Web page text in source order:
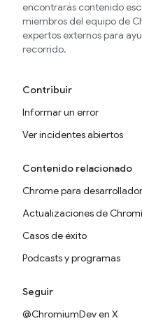
encontrarás contenido
miembros del equipo de
expertos externos para
recorrido.
Contribuir
Informar un error
Ver incidentes abiertos
Contenido relacionado
Chrome para
Actualizaciones de
Casos de éxito
Podcasts y programas
Seguir
@ChromiumDev en X